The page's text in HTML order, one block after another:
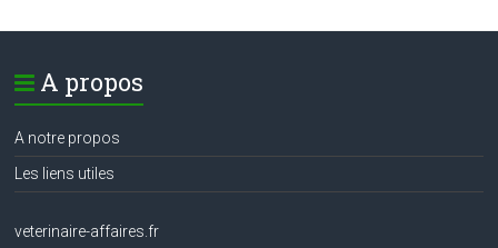
A propos
A notre propos
Les liens utiles
veterinaire-affaires.fr